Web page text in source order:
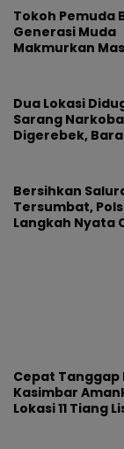
Tokoh Pemuda
Generasi Muda
Makmurkan
Mengaji
Dua Lokasi
Sarang Narkoba
Digerebek,
Bersihkan
Tersumbat,
Langkah Nyata
Cepat Tanggap
Kasimbar
Lokasi 11 Tiang